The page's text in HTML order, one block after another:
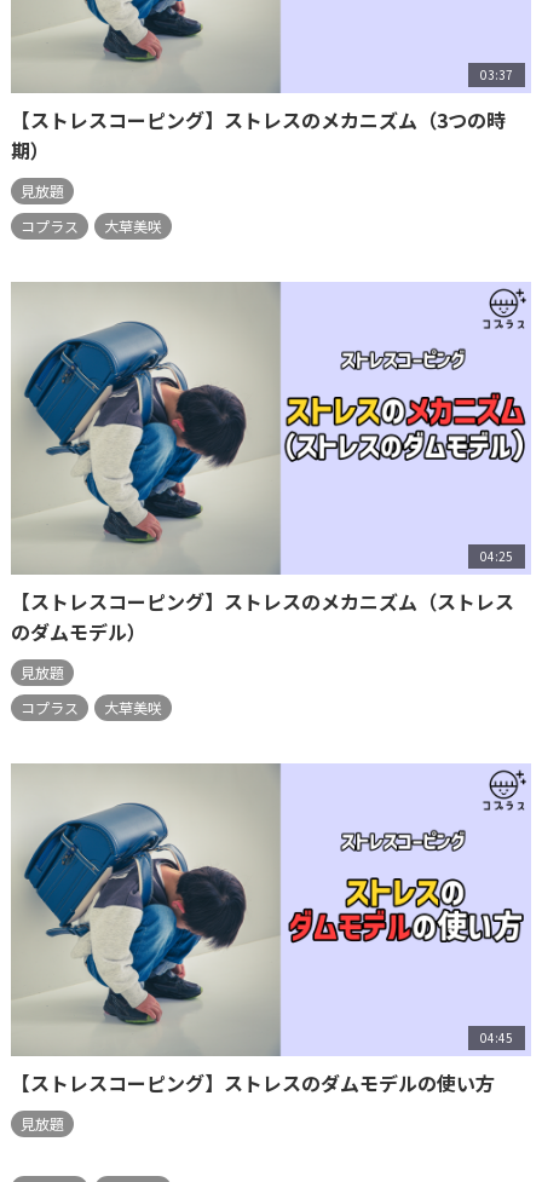
03:37
【ストレスコーピング】ストレスのメカニズム（3つの時
期）
見放題
コプラス
大草美咲
04:25
【ストレスコーピング】ストレスのメカニズム（ストレス
のダムモデル）
見放題
コプラス
大草美咲
04:45
【ストレスコーピング】ストレスのダムモデルの使い方
見放題